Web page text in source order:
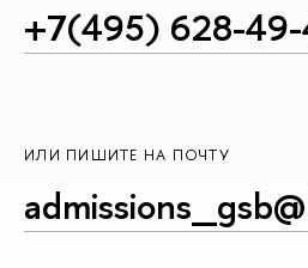
+7(495) 628-
ИЛИ ПИШИТЕ НА ПОЧТУ